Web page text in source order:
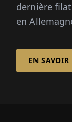
dernière
en
demandées
EN SAVOIR